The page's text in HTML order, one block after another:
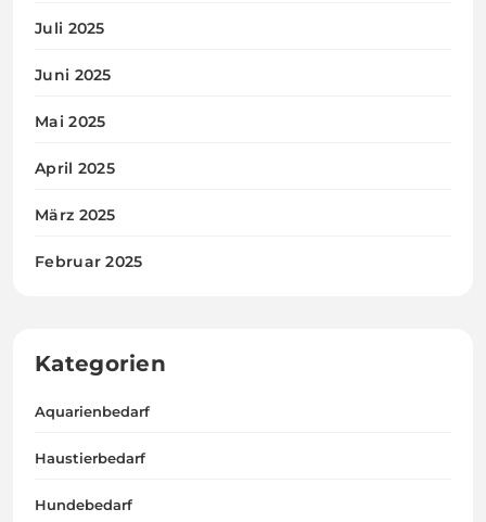
Juli 2025
Juni 2025
Mai 2025
April 2025
März 2025
Februar 2025
Kategorien
Aquarienbedarf
Haustierbedarf
Hundebedarf